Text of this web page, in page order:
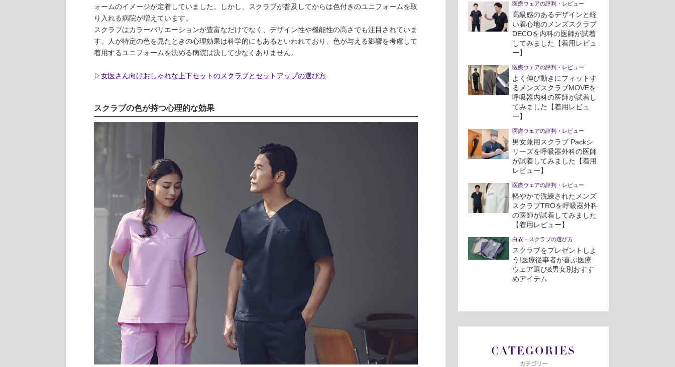
ォームのイメージが定着していました。しかし、スクラブが普及してからは色付きのユニフォームを取
り入れる病院が増えています。
スクラブはカラーバリエーションが豊富なだけでなく、デザイン性や機能性の高さでも注目されていま
す。人が特定の色を見たときの心理効果は科学的にもあるといわれており、色が与える影響を考慮して
着用するユニフォームを決める病院は決して少なくありません。
▷女医さん向けおしゃれな上下セットのスクラブとセットアップの選び方
スクラブの色が持つ心理的な効果
医療ウェアの評判・レビュー
高級感のあるデザインと軽
い着心地のメンズスクラブ
DECOを内科の医師が試着
してみました【着用レビュ
ー】
医療ウェアの評判・レビュー
よく伸び動きにフィットす
るメンズスクラブMOVEを
呼吸器内科の医師が試着し
てみました【着用レビュ
ー】
医療ウェアの評判・レビュー
男女兼用スクラブ Packシ
リーズを呼吸器外科の医師
が試着してみました【着用
レビュー】
医療ウェアの評判・レビュー
軽やかで洗練されたメンズ
スクラブTROを呼吸器外科
の医師が試着してみました
【着用レビュー】
白衣・スクラブの選び方
スクラブをプレゼントしよ
う!医療従事者が喜ぶ医療
ウェア選び&男女別おすす
めアイテム
CATEGORIES
カテゴリー